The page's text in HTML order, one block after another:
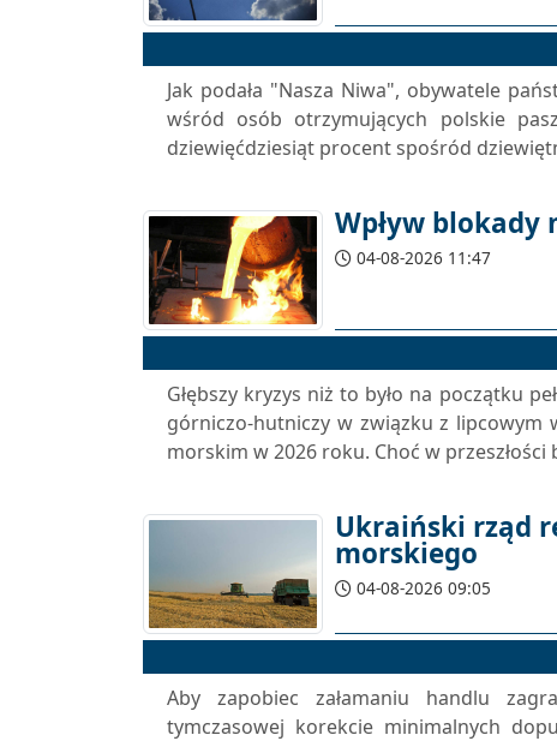
Jak podała "Nasza Niwa", obywatele
wśród osób otrzymujących polskie
dziewięćdziesiąt procent spośród
Wpływ
04-08-2026 11:47
Głębszy kryzys niż to było na początku
górniczo-hutniczy w związku z
morskim w 2026 roku. Choć w przeszłości
Ukraiński rząd
morskiego
04-08-2026 09:05
Aby zapobiec załamaniu handlu
tymczasowej korekcie minimalnych